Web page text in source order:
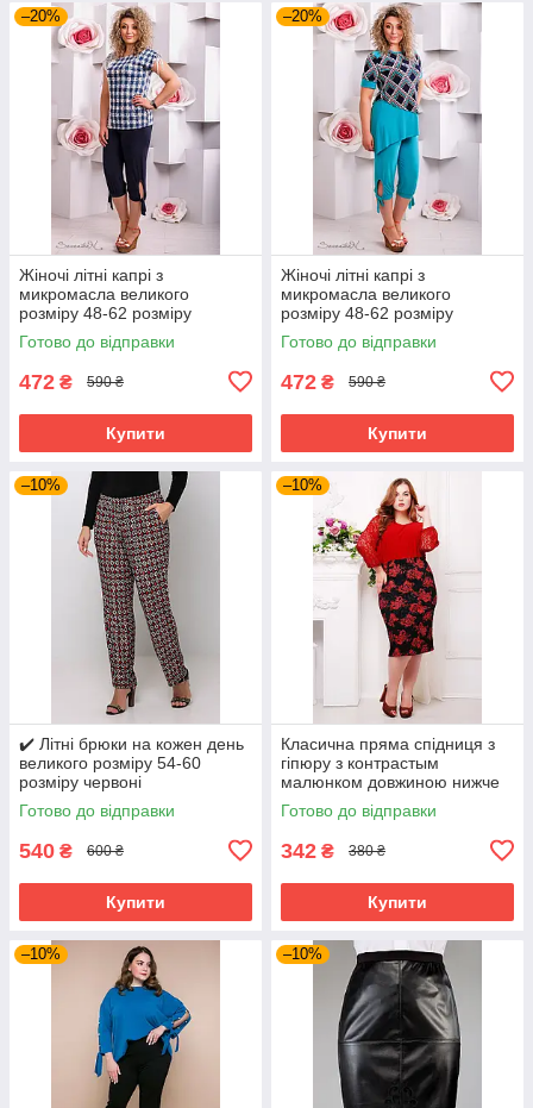
–20%
Жіночі літні капрі з
микромасла великого
розміру 48-62 розміру
Готово до відправки
472 ₴ 590 ₴
Купити
–20%
Жіночі літні капрі з
микромасла великого
розміру 48-62 розміру
Готово до відправки
472 ₴ 590 ₴
Купити
–10%
✔️ Літні брюки на кожен день
великого розміру 54-60
розміру червоні
Готово до відправки
540 ₴ 600 ₴
Купити
–10%
Класична пряма спідниця з
гіпюру з контрастым
малюнком довжиною нижче
коліна великого розміру 56-
60
Готово до відправки
342 ₴ 380 ₴
Купити
–10% –10%